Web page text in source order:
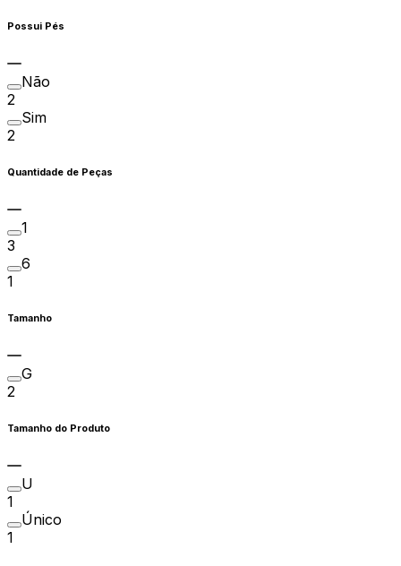
Possui Pés
Não
2
Sim
2
Quantidade de Peças
1
3
6
1
Tamanho
G
2
Tamanho do Produto
U
1
Único
1